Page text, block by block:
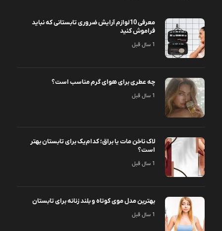
معرفی 10لوازم آرایش ضروری تابستانی که نباید
فراموش کنید
1 سال قبل
چه عطری برای هوای گرم مناسب است؟
1 سال قبل
لاک ناخن مات یا براق؛ کدام‌یک برای تابستان بهتر
است؟
1 سال قبل
بهترین مدل موی کوتاه و بلند زنانه برای تابستان
1 سال قبل